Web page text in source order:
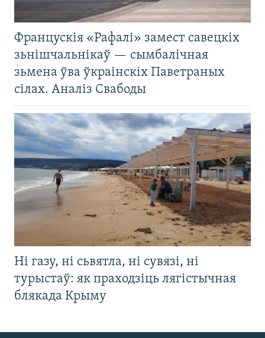
Францускія «Рафалі» замест савецкіх
зьнішчальнікаў — сымбалічная
зьмена ўва ўкраінскіх Паветраных
сілах. Аналіз Свабоды
Ні газу, ні сьвятла, ні сувязі, ні
турыстаў: як праходзіць лягістычная
блякада Крыму